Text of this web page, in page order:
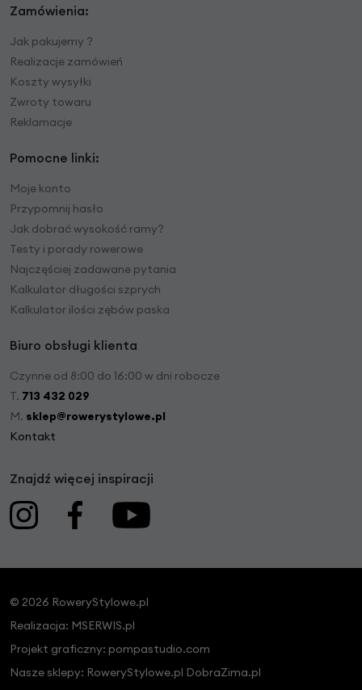
Zamówienia:
Jak pakujemy ?
Realizacje zamówień
Koszty wysyłki
Zwroty towaru
Reklamacje
Pomocne linki:
Moje konto
Przypomnij hasło
Jak dobrać wysokość ramy?
Testy i porady rowerowe
Najczęściej zadawane pytania
Kalkulator długości szprych
Kalkulator ilości zębów paska
Biuro obsługi klienta
Czynne od 8:00 do 16:00 w dni robocze
T. 713 432 029
M. sklep@rowerystylowe.pl
Kontakt
Znajdź więcej inspiracji
© 2026 RoweryStylowe.pl
Realizacja: MSERWIS.pl
Projekt graficzny: pompastudio.com
Nasze sklepy: RoweryStylowe.pl DobraZima.pl